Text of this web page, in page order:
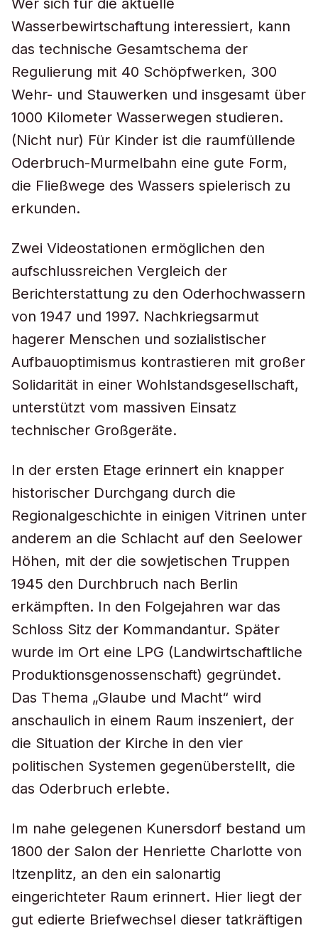
Wer sich für die aktuelle
Wasserbewirtschaftung interessiert, kann
das technische Gesamtschema der
Regulierung mit 40 Schöpfwerken, 300
Wehr- und Stauwerken und insgesamt über
1000 Kilometer Wasserwegen studieren.
(Nicht nur) Für Kinder ist die raumfüllende
Oderbruch-Murmelbahn eine gute Form,
die Fließwege des Wassers spielerisch zu
erkunden.
Zwei Videostationen ermöglichen den
aufschlussreichen Vergleich der
Berichterstattung zu den Oderhochwassern
von 1947 und 1997. Nachkriegsarmut
hagerer Menschen und sozialistischer
Aufbauoptimismus kontrastieren mit großer
Solidarität in einer Wohlstandsgesellschaft,
unterstützt vom massiven Einsatz
technischer Großgeräte.
In der ersten Etage erinnert ein knapper
historischer Durchgang durch die
Regionalgeschichte in einigen Vitrinen unter
anderem an die Schlacht auf den Seelower
Höhen, mit der die sowjetischen Truppen
1945 den Durchbruch nach Berlin
erkämpften. In den Folgejahren war das
Schloss Sitz der Kommandantur. Später
wurde im Ort eine LPG (Landwirtschaftliche
Produktionsgenossenschaft) gegründet.
Das Thema „Glaube und Macht“ wird
anschaulich in einem Raum inszeniert, der
die Situation der Kirche in den vier
politischen Systemen gegenüberstellt, die
das Oderbruch erlebte.
Im nahe gelegenen Kunersdorf bestand um
1800 der Salon der Henriette Charlotte von
Itzenplitz, an den ein salonartig
eingerichteter Raum erinnert. Hier liegt der
gut edierte Briefwechsel dieser tatkräftigen